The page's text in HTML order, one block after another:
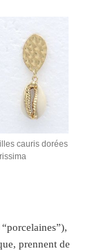
cauris dorées
prennent de